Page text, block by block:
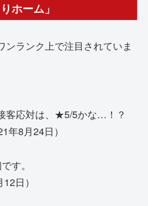
ホーム」
ンランク上で注目されていま
客応対は、★5/5かな…！？
年8月24日）
す。
日）